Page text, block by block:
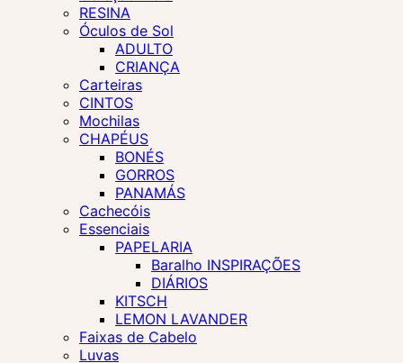
RESINA
Óculos de Sol
ADULTO
CRIANÇA
Carteiras
CINTOS
Mochilas
CHAPÉUS
BONÉS
GORROS
PANAMÁS
Cachecóis
Essenciais
PAPELARIA
Baralho INSPIRAÇÕES
DIÁRIOS
KITSCH
LEMON LAVANDER
Faixas de Cabelo
Luvas